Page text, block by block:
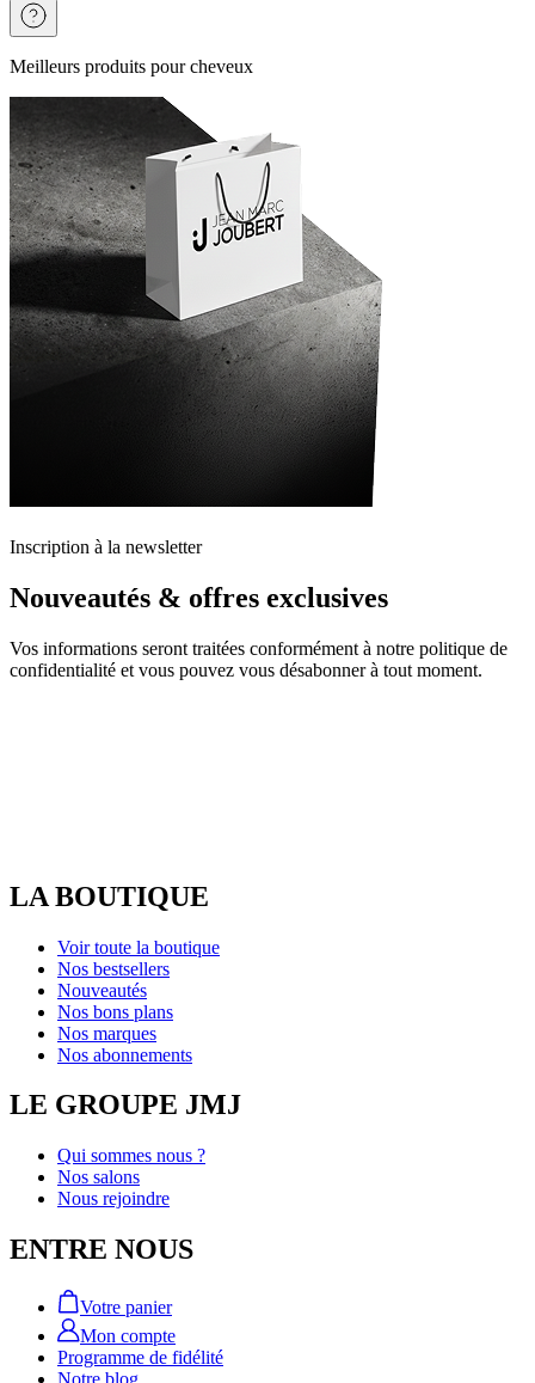
Meilleurs produits pour cheveux
Inscription à la newsletter
Nouveautés & offres exclusives
Vos informations seront traitées conformément à notre politique de
confidentialité et vous pouvez vous désabonner à tout moment.
LA BOUTIQUE
Voir toute la boutique
Nos bestsellers
Nouveautés
Nos bons plans
Nos marques
Nos abonnements
LE GROUPE JMJ
Qui sommes nous ?
Nos salons
Nous rejoindre
ENTRE NOUS
Votre panier
Mon compte
Programme de fidélité